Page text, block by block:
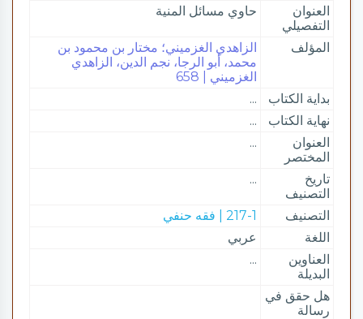
العنوان
التفصيلي
حاوي مسائل المنية
المؤلف
الزاهدي الغزميني؛ مختار بن محمود بن
محمد، أبو الرجا، نجم الدين، الزاهدي
الغزميني | 658
بداية الكتاب
...
نهاية الكتاب
...
العنوان
المختصر
...
تاريخ
التصنيف
...
التصنيف
217-1 | فقه حنفي
اللغة
عربي
العناوين
البديلة
...
هل حقق في
رسالة